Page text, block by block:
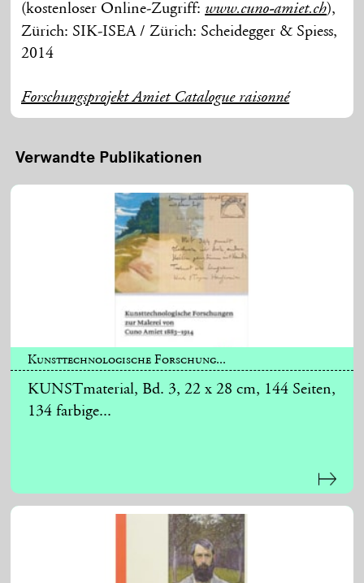
(kostenloser Online-Zugriff: www.cuno-amiet.ch),
Zürich: SIK-ISEA / Zürich: Scheidegger & Spiess,
2014
Forschungsprojekt Amiet Catalogue raisonné
Verwandte Publikationen
Kunsttechnologische Forschung...
KUNSTmaterial, Bd. 3, 22 x 28 cm, 144 Seiten,
134 farbige...